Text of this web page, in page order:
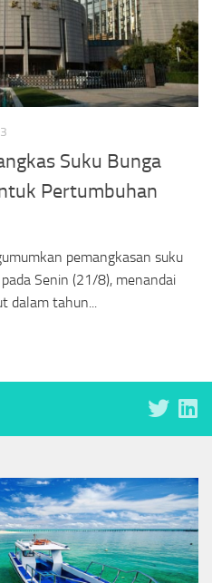
Suku Bunga
Pertumbuhan
pemangkasan suku
Senin (21/8), menandai
dalam tahun...